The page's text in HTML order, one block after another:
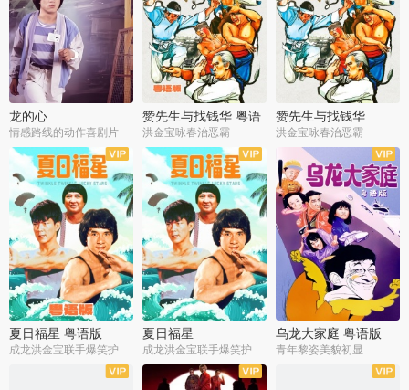
龙的心
情感路线的动作喜剧片
赞先生与找钱华 粤语
版
洪金宝咏春治恶霸
赞先生与找钱华
洪金宝咏春治恶霸
夏日福星 粤语版
成龙洪金宝联手爆笑护美女
夏日福星
成龙洪金宝联手爆笑护美女
乌龙大家庭 粤语版
青年黎姿美貌初显